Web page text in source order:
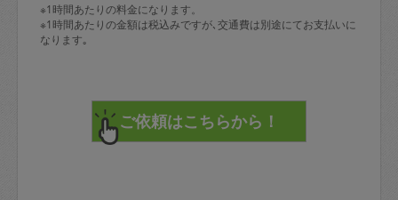
※1時間あたりの料金になります。
※1時間あたりの金額は税込みですが､交通費は別途にてお支払いに
なります｡